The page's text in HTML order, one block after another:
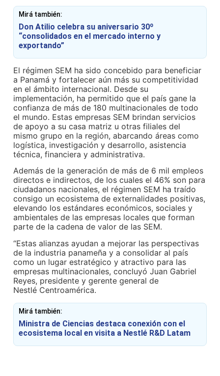
Mirá también:
Don Atilio celebra su aniversario 30º
“consolidados en el mercado interno y
exportando”
El régimen SEM ha sido concebido para beneficiar
a Panamá y fortalecer aún más su competitividad
en el ámbito internacional. Desde su
implementación, ha permitido que el país gane la
confianza de más de 180 multinacionales de todo
el mundo. Estas empresas SEM brindan servicios
de apoyo a su casa matriz u otras filiales del
mismo grupo en la región, abarcando áreas como
logística, investigación y desarrollo, asistencia
técnica, financiera y administrativa.
Además de la generación de más de 6 mil empleos
directos e indirectos, de los cuales el 46% son para
ciudadanos nacionales, el régimen SEM ha traído
consigo un ecosistema de externalidades positivas,
elevando los estándares económicos, sociales y
ambientales de las empresas locales que forman
parte de la cadena de valor de las SEM.
“Estas alianzas ayudan a mejorar las perspectivas
de la industria panameña y a consolidar al país
como un lugar estratégico y atractivo para las
empresas multinacionales, concluyó Juan Gabriel
Reyes, presidente y gerente general de
Nestlé Centroamérica.
Mirá también:
Ministra de Ciencias destaca conexión con el
ecosistema local en visita a Nestlé R&D Latam